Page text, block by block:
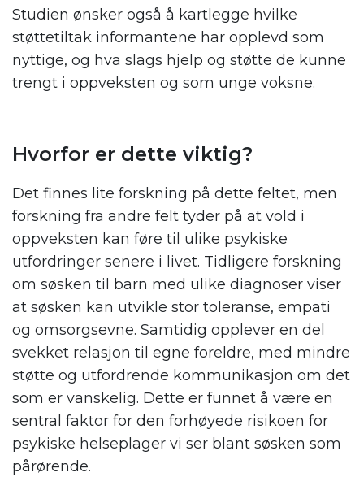
Studien ønsker også å kartlegge hvilke
støttetiltak informantene har opplevd som
nyttige, og hva slags hjelp og støtte de kunne
trengt i oppveksten og som unge voksne.
Hvorfor er dette viktig?
Det finnes lite forskning på dette feltet, men
forskning fra andre felt tyder på at vold i
oppveksten kan føre til ulike psykiske
utfordringer senere i livet. Tidligere forskning
om søsken til barn med ulike diagnoser viser
at søsken kan utvikle stor toleranse, empati
og omsorgsevne. Samtidig opplever en del
svekket relasjon til egne foreldre, med mindre
støtte og utfordrende kommunikasjon om det
som er vanskelig. Dette er funnet å være en
sentral faktor for den forhøyede risikoen for
psykiske helseplager vi ser blant søsken som
pårørende.